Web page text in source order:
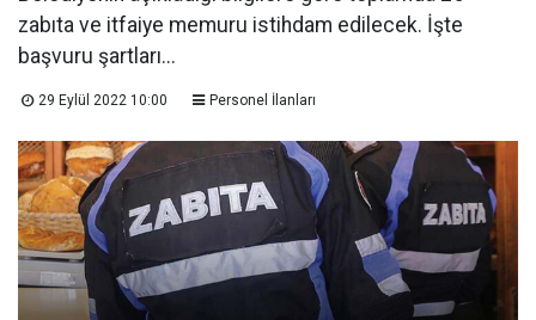
zabıta ve itfaiye memuru istihdam edilecek. İşte
başvuru şartları...
29 Eylül 2022 10:00 Personel İlanları